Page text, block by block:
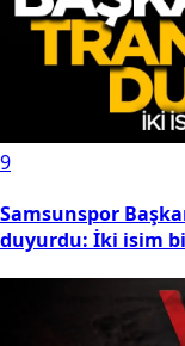
9
Samsunspor
duyurdu: İki isim